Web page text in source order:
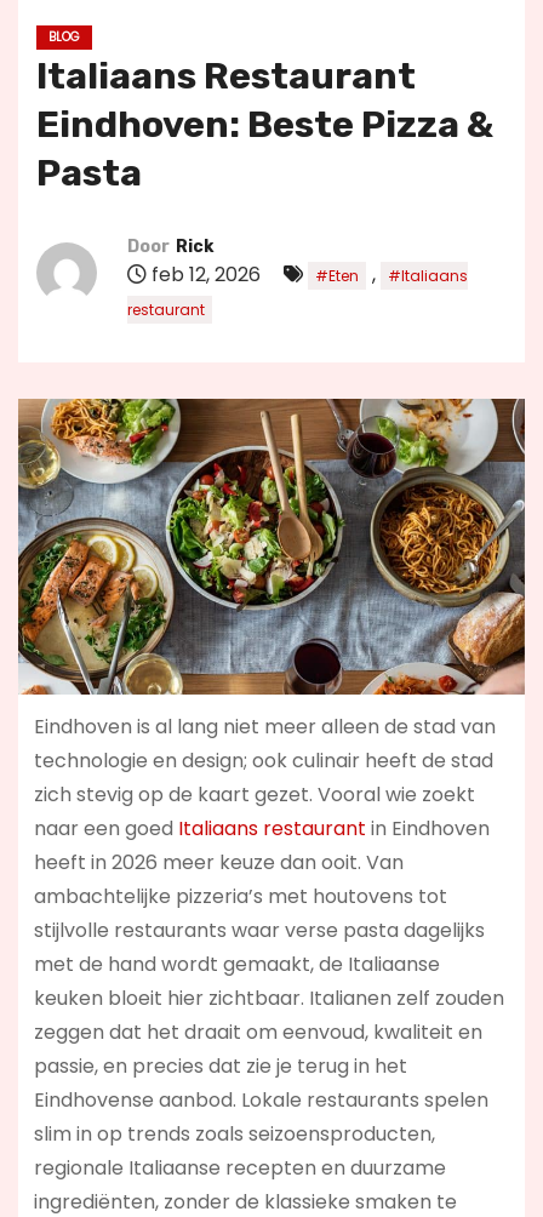
BLOG
Italiaans Restaurant
Eindhoven: Beste Pizza &
Pasta
Door Rick
feb 12, 2026 #Eten ,
#Italiaans
restaurant
Eindhoven is al lang niet meer alleen de stad van
technologie en design; ook culinair heeft de stad
zich stevig op de kaart gezet. Vooral wie zoekt
naar een goed Italiaans restaurant in Eindhoven
heeft in 2026 meer keuze dan ooit. Van
ambachtelijke pizzeria’s met houtovens tot
stijlvolle restaurants waar verse pasta dagelijks
met de hand wordt gemaakt, de Italiaanse
keuken bloeit hier zichtbaar. Italianen zelf zouden
zeggen dat het draait om eenvoud, kwaliteit en
passie, en precies dat zie je terug in het
Eindhovense aanbod. Lokale restaurants spelen
slim in op trends zoals seizoensproducten,
regionale Italiaanse recepten en duurzame
ingrediënten, zonder de klassieke smaken te